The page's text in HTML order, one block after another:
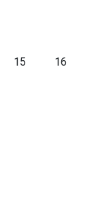
15 16